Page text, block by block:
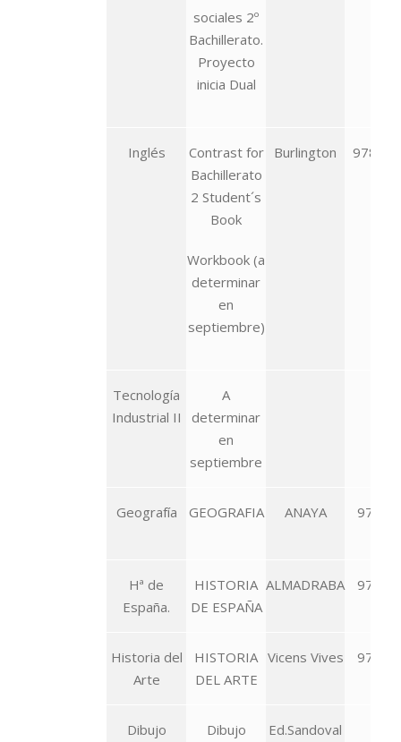
sociales 2º
Bachillerato.
Proyecto
inicia Dual
Inglés
Contrast for
Bachillerato
2 Student´s
Book
Workbook (a
determinar
en
septiembre)
Burlington
978-
Tecnología
Industrial II
A
determinar
en
septiembre
Geografía GEOGRAFIA ANAYA
978-
Hª de
España.
HISTORIA
DE ESPAÑA
ALMADRABA
978-
Historia del
Arte
HISTORIA
DEL ARTE
Vicens Vives
978-
Dibujo
Dibujo
Ed.Sandoval